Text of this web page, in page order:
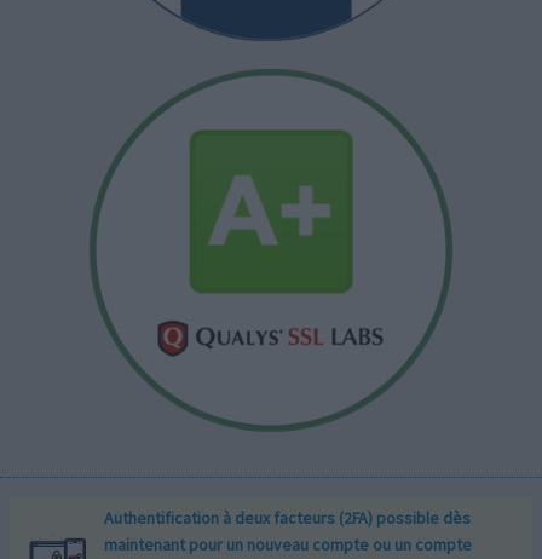
Authentification à deux facteurs (2FA) possible dès
maintenant pour un nouveau compte ou un compte